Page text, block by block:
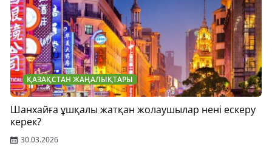
ҚАЗАҚСТАН ЖАҢАЛЫҚТАРЫ
Шанхайға ұшқалы жатқан жолаушылар нені ескеру
керек?
30.03.2026